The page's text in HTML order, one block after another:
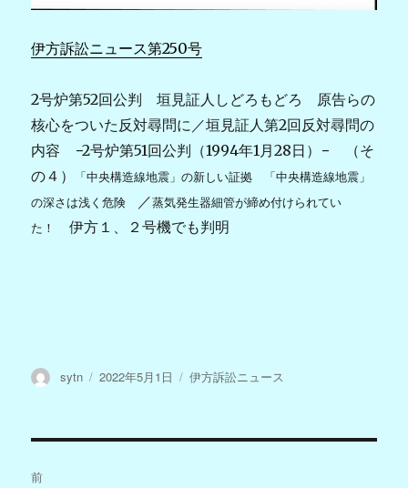
伊方訴訟ニュース第250号
2号炉第52回公判 垣見証人しどろもどろ 原告らの
核心をついた反対尋問に／垣見証人第2回反対尋問の
内容 −2号炉第51回公判（1994年1月28日）− （そ
の４）
「中央構造線地震」の新しい証拠 「中央構造線地震」
の深さは浅く危険
／蒸気発生器細管が締め付けられてい
た！
伊方１、２号機でも判明
投
sytn
投
2022年5月1日
カ
伊方訴訟ニュース
前